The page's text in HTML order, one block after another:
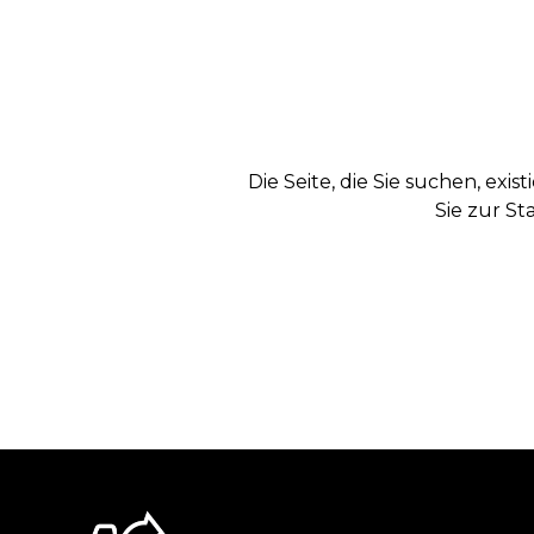
Die Seite, die Sie suchen,
Sie zur